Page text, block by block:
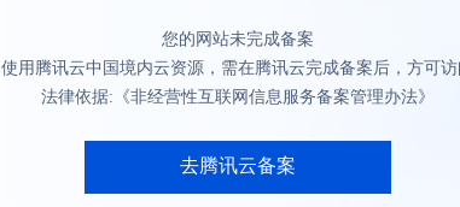
您的网站未完成备案
使用腾讯云中国境内云资源，需在腾讯云完成备案后，方可
法律依据:《非经营性互联网信息服务备案管理办法》
去腾讯云备案